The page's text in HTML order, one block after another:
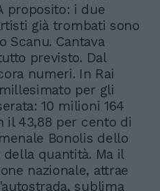
proposito: i due
già trombati sono
Scanu. Cantava
previsto. Dal
numeri. In Rai
per gli
10 milioni 164
il 43,88 per cento di
Bonolis dello
quantità. Ma il
nazionale, attrae
sublima